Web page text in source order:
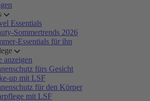
Essentials
Sommertrends 2026
Essentials für ihn
anzeigen
fürs Gesicht
up mit LSF
für den Körper
mit LSF